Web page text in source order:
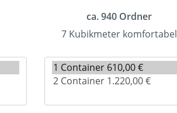
ca. 940 Ordner
7 Kubikmeter komfortabel